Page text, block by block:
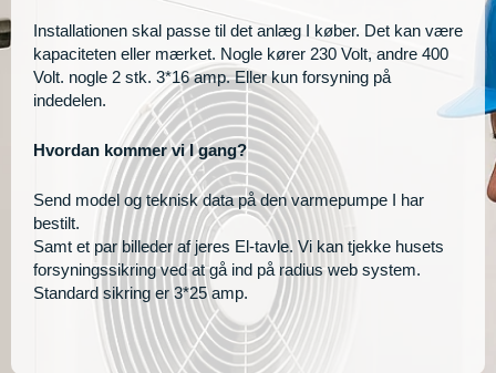
Installationen skal passe til det anlæg I køber. Det kan være
kapaciteten eller mærket. Nogle kører 230 Volt, andre 400
Volt. nogle 2 stk. 3*16 amp. Eller kun forsyning på
indedelen.
Hvordan kommer vi I gang?
Send model og teknisk data på den varmepumpe I har
bestilt.
Samt et par billeder af jeres El-tavle. Vi kan tjekke husets
forsyningssikring ved at gå ind på radius web system.
Standard sikring er 3*25 amp.